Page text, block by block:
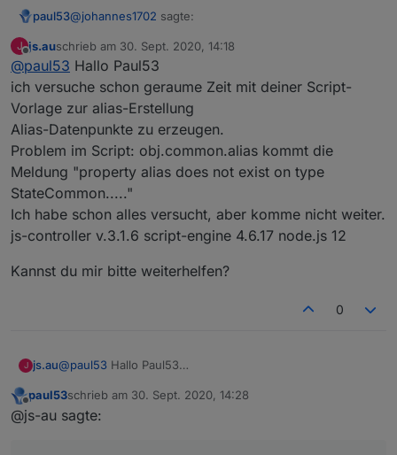
paul53@johannes1702 sagte:
anpassen, dass das Skript durch alle Datenpunkte
durchgeht?
Man kann. Dann wird allerdings der Zweck des Alias,
eine sinnvolle, sprechende Datenpunkt-ID und
sinnvolle Namen zu vergeben und evtl. Typ-
Konvertierungen vorzunehmen, nicht mehr erfüllt.
Deshalb werde ich solch ein Skript nicht posten.
Ein Skript, mit dem man mehrere Datenpunkte in einem
Rutsch verarbeiten kann, gibt es bereits
J
Offline
js.auschrieb am 30. Sept. 2020, 14:18
zuletzt editiert von
@paul53 Hallo Paul53
ich versuche schon geraume Zeit mit deiner Script-
Vorlage zur alias-Erstellung
Alias-Datenpunkte zu erzeugen.
Problem im Script: obj.common.alias kommt die
Meldung "property alias does not exist on type
StateCommon....."
Ich habe schon alles versucht, aber komme nicht weiter.
js-controller v.3.1.6 script-engine 4.6.17 node.js 12
Kannst du mir bitte weiterhelfen?
0
J js.au@paul53 Hallo Paul53
Vorlage zur alias-Erstellung
Alias-Datenpunkte zu erzeugen.
Kannst du mir bitte weiterhelfen?
Offline
paul53schrieb am 30. Sept. 2020, 14:28
zuletzt editiert von
@js-au sagte: